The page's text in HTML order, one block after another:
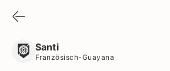
Santi
Französisch-Guayana